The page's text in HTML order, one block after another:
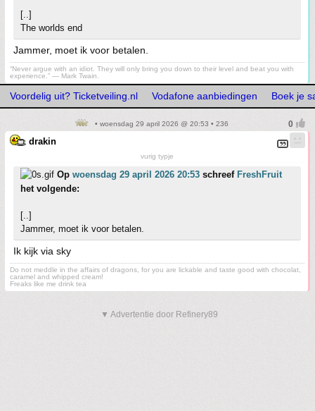
[..]
The worlds end
Jammer, moet ik voor betalen.
“Never argue with an idiot. They will only bring you down to their level and beat you with
experience.” ― Mark Twain.
Voordelig uit? Ticketveiling.nl Vodafone aanbiedingen Boek je
• woensdag 29 april 2026 @ 20:53 • 236
drakin
vurig typje
Op woensdag 29 april 2026 20:53 schreef FreshFruit
het volgende:
[..]
Jammer, moet ik voor betalen.
Ik kijk via sky
Do not meddle in the affairs of dragons, for you are lickable and taste good with chocolat,
caramel and whipped cream!
Freaks like me drink tea
▼ Advertentie door Refinery89